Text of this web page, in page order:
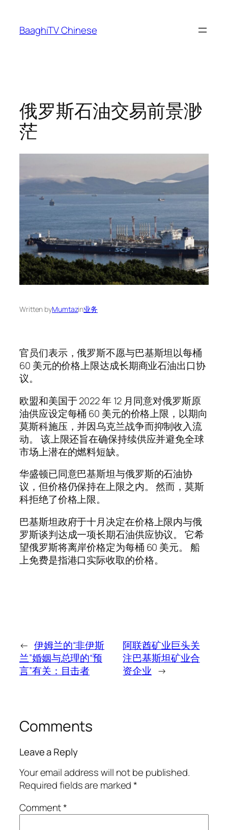
content
BaaghiTV Chinese
俄罗斯石油交易前景渺
茫
Written byMumtazin业务
官员们表示，俄罗斯不愿与巴基斯坦以每桶
60 美元的价格上限达成长期商业石油出口协
议。
欧盟和美国于 2022 年 12 月同意对俄罗斯原
油供应设定每桶 60 美元的价格上限，以期向
莫斯科施压，并因乌克兰战争而抑制收入流
动。 该上限还旨在确保持续供应并避免全球
市场上潜在的燃料短缺。
华盛顿已同意巴基斯坦与俄罗斯的石油协
议，但价格仍保持在上限之内。 然而，莫斯
科拒绝了价格上限。
巴基斯坦政府于十月决定在价格上限内与俄
罗斯谈判达成一项长期石油供应协议。 它希
望俄罗斯将离岸价格定为每桶 60 美元。 船
上免费是指港口实际收取的价格。
← 伊姆兰的“非伊斯
兰”婚姻与总理的“预
言”有关：目击者
阿联酋矿业巨头关
注巴基斯坦矿业合
资企业 →
Comments
Leave a Reply
Your email address will not be published.
Required fields are marked*
Comment*